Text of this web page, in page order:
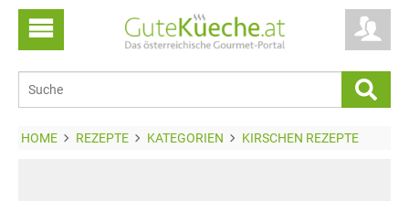
HOME REZEPTE KATEGORIEN KIRSCHEN REZEPTE